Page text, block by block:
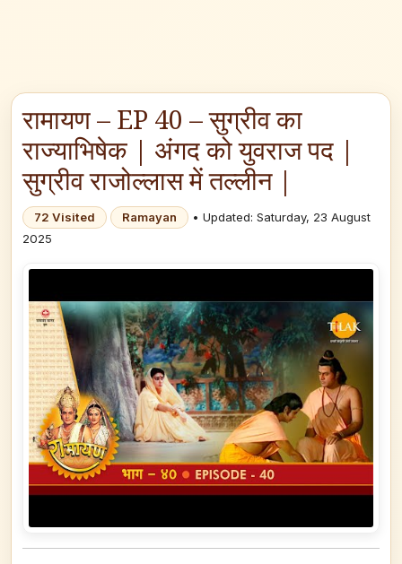
रामायण – EP 40 – सुग्रीव का
राज्याभिषेक | अंगद को युवराज पद |
सुग्रीव राजोल्लास में तल्लीन |
72 Visited Ramayan
• Updated: Saturday, 23 August
2025